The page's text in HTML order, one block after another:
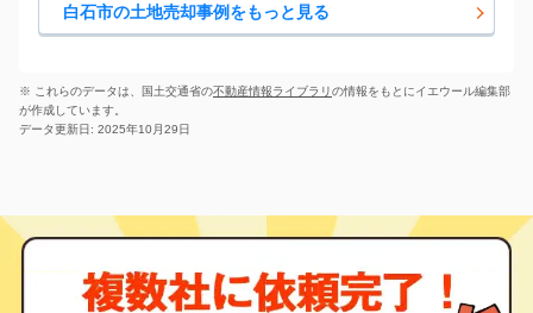
白石市の土地売却事例をもっと見る
※ これらのデータは、国土交通省の不動産情報ライブラリの情報をもとにイエウール編集部
が作成しています。
データ更新日: 2025年10月29日